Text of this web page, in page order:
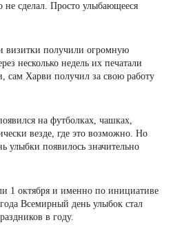
не сделал. Просто улыбающееся
визитки получили огромную
несколько недель их печатали
сам Харви получил за свою работу
на футболках, чашках,
везде, где это возможно. Но
улыбки появилось значительно
1 октября и именно по инициативе
Всемирный день улыбок стал
в году.